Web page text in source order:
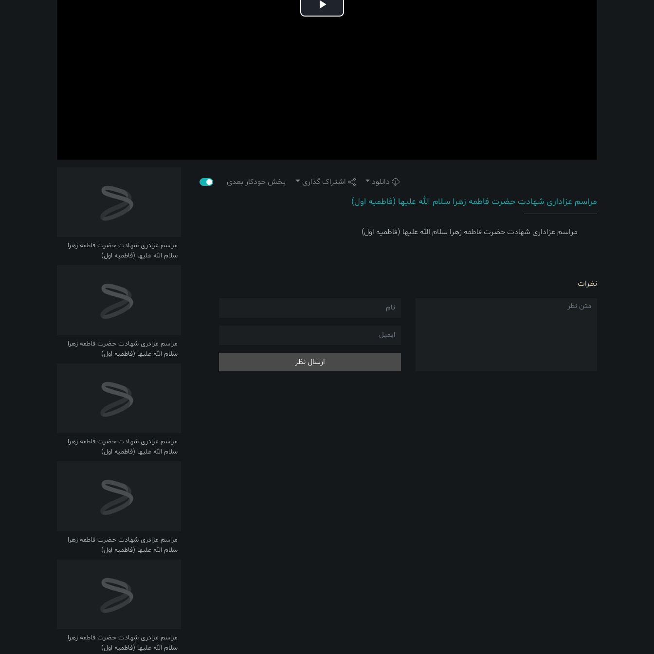
Play
دانلود اشتراک گذاری پخش خودکار بعدی
مراسم عزاداری شهادت حضرت فاطمه زهرا سلام الله علیها (فاطمیه اول)
مراسم عزاداری شهادت حضرت فاطمه زهرا سلام الله علیها (فاطمیه اول)
نظرات
ارسال نظر
مراسم عزادری شهادت حضرت فاطمه زهرا
سلام الله علیها (فاطمیه اول)
مراسم عزادری شهادت حضرت فاطمه زهرا
سلام الله علیها (فاطمیه اول)
مراسم عزادری شهادت حضرت فاطمه زهرا
سلام الله علیها (فاطمیه اول)
مراسم عزادری شهادت حضرت فاطمه زهرا
سلام الله علیها (فاطمیه اول)
مراسم عزادری شهادت حضرت فاطمه زهرا
سلام الله علیها (فاطمیه اول)